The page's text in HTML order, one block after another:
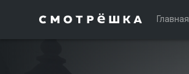
Главная